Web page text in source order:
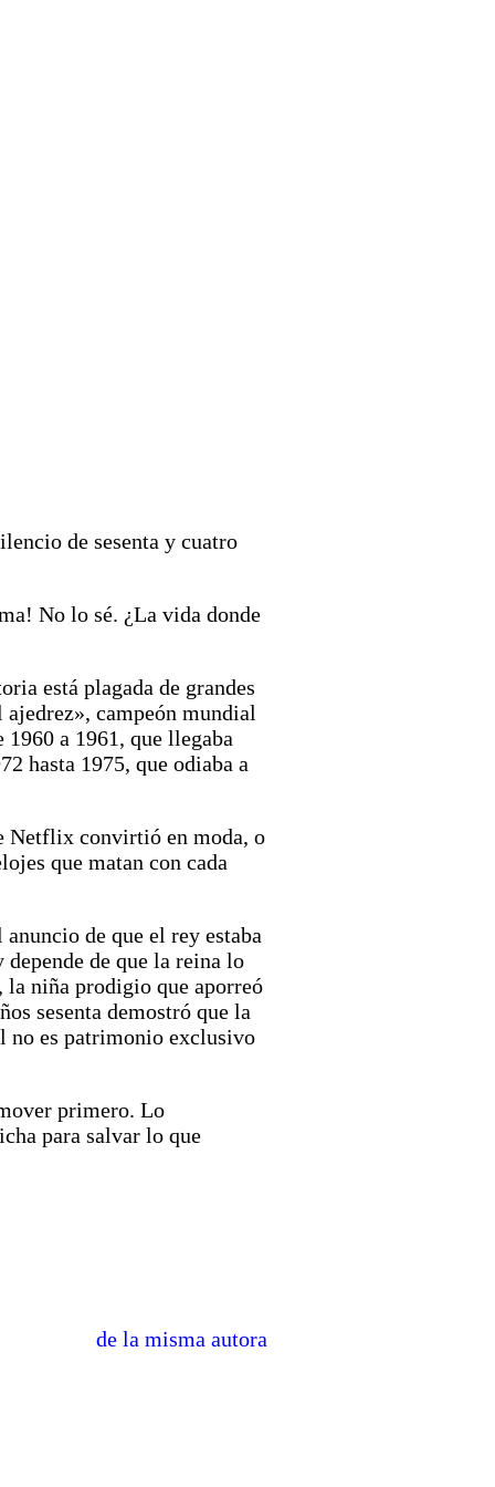
de sesenta y cuatro
No lo sé. ¿La vida donde
está plagada de grandes
campeón mundial
a 1961, que llegaba
hasta 1975, que odiaba a
Netflix convirtió en moda, o
que matan con cada
de que el rey estaba
depende de que la reina lo
la niña prodigio que aporreó
sesenta demostró que la
no es patrimonio exclusivo
primero. Lo
para salvar lo que
de la misma autora